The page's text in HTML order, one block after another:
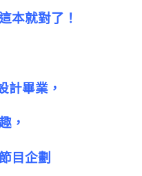
本就對了！
計畢業，
，
目企劃